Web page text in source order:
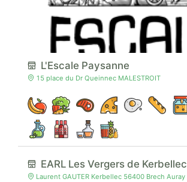
L'Escale Paysanne
15 place du Dr Queinnec MALESTROIT
EARL Les Vergers de Kerbellec
Laurent GAUTER Kerbellec 56400 Brech Auray